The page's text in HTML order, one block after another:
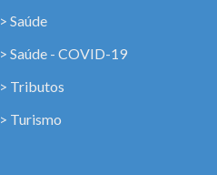
> Saúde
> Saúde - COVID-19
> Tributos
> Turismo